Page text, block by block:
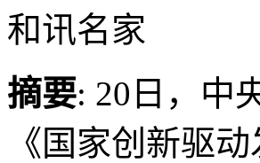
和讯名家
摘要: 20日，中
《国家创新驱